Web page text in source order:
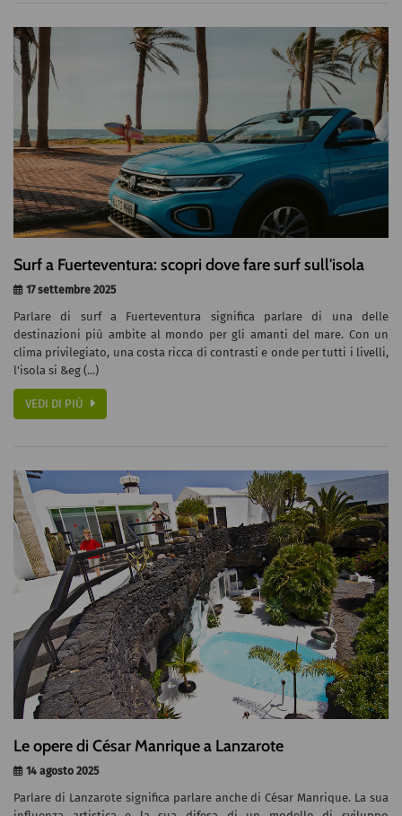
Surf a Fuerteventura: scopri dove fare surf sull'isola
17 settembre 2025
Parlare di surf a Fuerteventura significa parlare di una delle
destinazioni più ambite al mondo per gli amanti del mare. Con un
clima privilegiato, una costa ricca di contrasti e onde per tutti i livelli,
l'isola si &eg (...)
VEDI DI PIÙ
Le opere di César Manrique a Lanzarote
14 agosto 2025
Parlare di Lanzarote significa parlare anche di César Manrique. La sua